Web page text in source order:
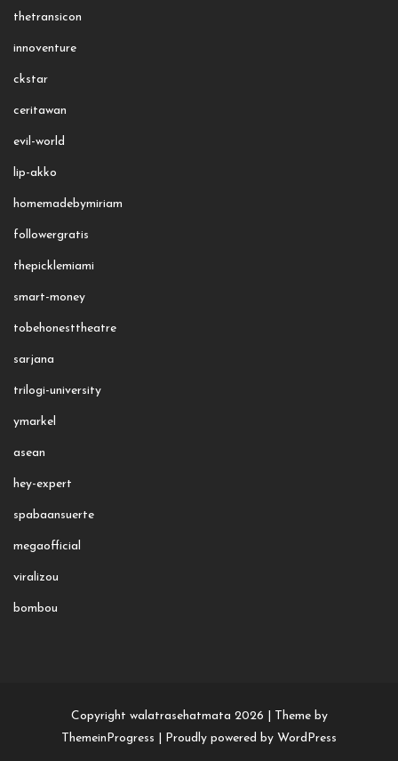
thetransicon
innoventure
ckstar
ceritawan
evil-world
lip-akko
homemadebymiriam
followergratis
thepicklemiami
smart-money
tobehonesttheatre
sarjana
trilogi-university
ymarkel
asean
hey-expert
spabaansuerte
megaofficial
viralizou
bombou
Copyright walatrasehatmata 2026 |
Theme by
ThemeinProgress
Proudly powered by WordPress